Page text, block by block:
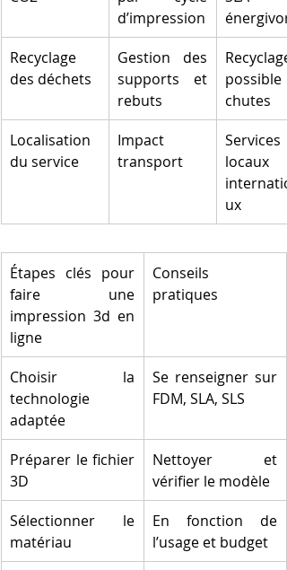
d’impression
Recyclage
des déchets
Gestion des
supports et
rebuts
Recyclage
possible
chutes
Localisation
du service
Impact
transport
Services
locaux
ux
Étapes clés pour
faire une
impression 3d en
ligne
Conseils
pratiques
Choisir la
technologie
adaptée
Se renseigner sur
FDM, SLA, SLS
Préparer le fichier
3D
Nettoyer et
vérifier le modèle
Sélectionner le
matériau
En fonction de
l’usage et budget